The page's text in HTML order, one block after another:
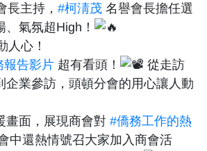
長主持， #柯淸茂 名譽會長擔任選
氣氛超High！
人心！
報告影片 超有看頭！
從走訪
企業參訪，頭頓分會的用心讓人動
畫面，展現商會對 #僑務工作的熱
中還熱情號召大家加入商會活